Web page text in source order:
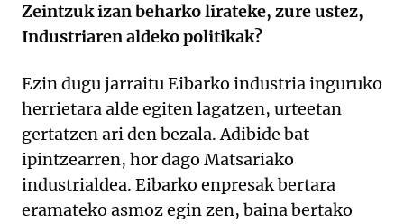
Zeintzuk izan beharko lirateke, zure ustez,
Industriaren aldeko politikak?
Ezin dugu jarraitu Eibarko industria inguruko
herrietara alde egiten lagatzen, urteetan
gertatzen ari den bezala. Adibide bat
ipintzearren, hor dago Matsariako
industrialdea. Eibarko enpresak bertara
eramateko asmoz egin zen, baina bertako